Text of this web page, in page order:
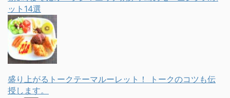
ット14選
盛り上がるトークテーマルーレット！ トークのコツも伝
授します。